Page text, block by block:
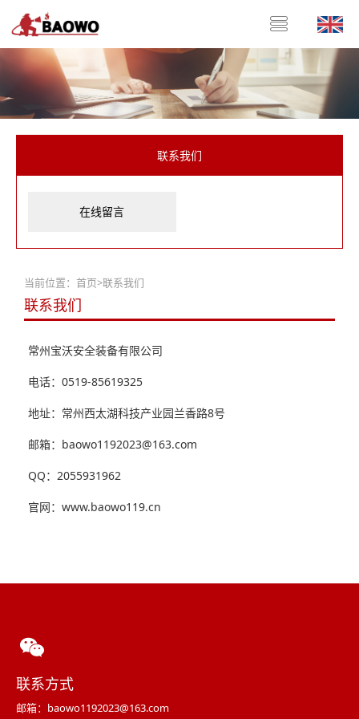
联系我们
在线留言
当前位置： 首页>联系我们
联系我们
常州宝沃安全装备有限公司
电话：0519-85619325
地址：常州西太湖科技产业园兰香路8号
邮箱：baowo1192023@163.com
QQ：2055931962
官网：www.baowo119.cn
联系方式
邮箱：baowo1192023@163.com